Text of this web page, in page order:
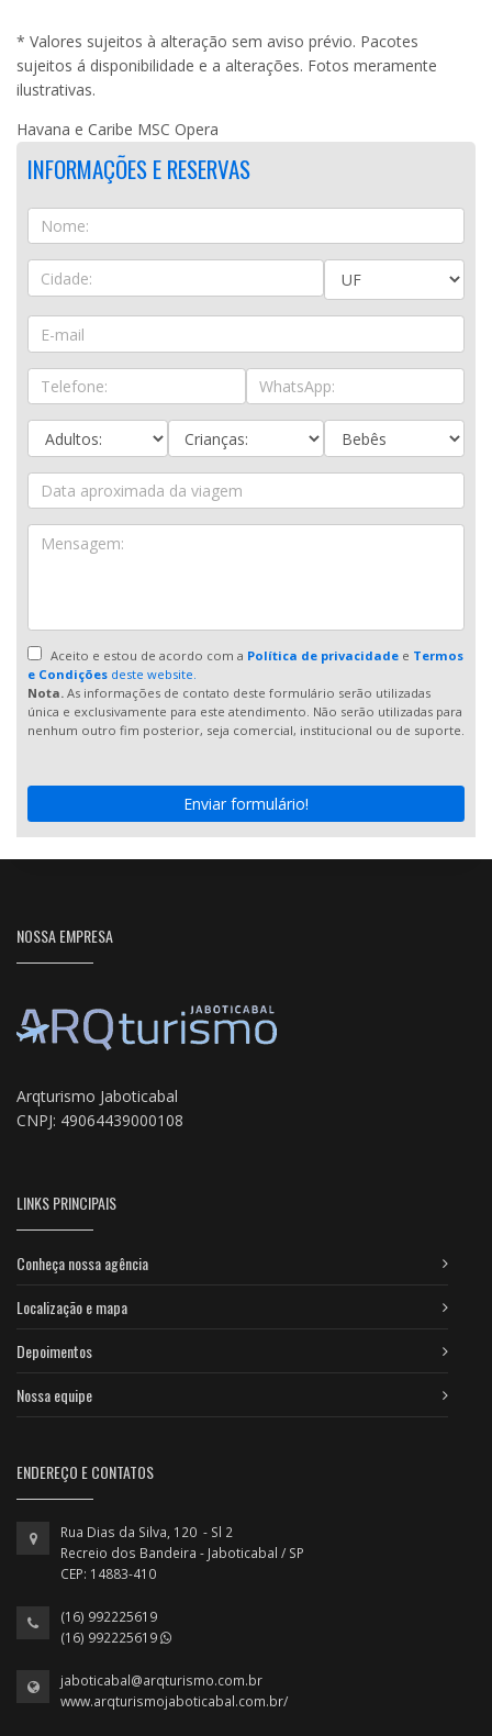
* Valores sujeitos à alteração sem aviso prévio. Pacotes
sujeitos á disponibilidade e a alterações. Fotos meramente
ilustrativas.
Havana e Caribe MSC Opera
INFORMAÇÕES E RESERVAS
Aceito e estou de acordo com a Política de privacidadee Termos
e Condições deste website.
Nota. As informações de contato deste formulário serão utilizadas
única e exclusivamente para este atendimento. Não serão utilizadas para
nenhum outro fim posterior, seja comercial, institucional ou de suporte.
Enviar formulário!
NOSSA EMPRESA
Arqturismo Jaboticabal
CNPJ: 49064439000108
LINKS PRINCIPAIS
Conheça nossa agência
Localização e mapa
Depoimentos
Nossa equipe
ENDEREÇO E CONTATOS
Rua Dias da Silva, 120 - Sl 2
Recreio dos Bandeira - Jaboticabal / SP
CEP: 14883-410
(16) 992225619
(16) 992225619
jaboticabal@arqturismo.com.br
www.arqturismojaboticabal.com.br/